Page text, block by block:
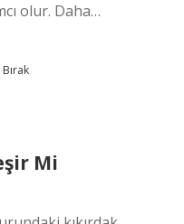
olur. Daha…
Mi